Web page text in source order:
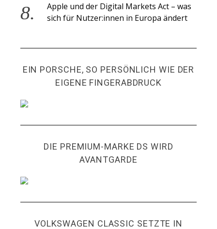
Apple und der Digital Markets Act – was
sich für Nutzer:innen in Europa ändert
EIN PORSCHE, SO PERSÖNLICH WIE DER
EIGENE FINGERABDRUCK
DIE PREMIUM-MARKE DS WIRD
AVANTGARDE
VOLKSWAGEN CLASSIC SETZTE IN